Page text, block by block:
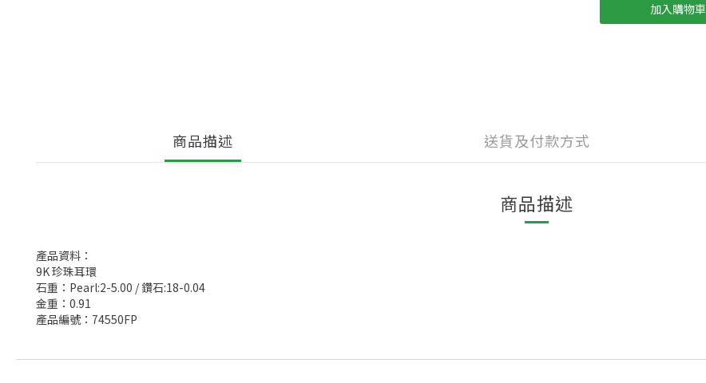
加入購物車
商品描述 送貨及付款方式
商品描述
產品資料：
9K 珍珠耳環
石重：Pearl:2-5.00 / 鑽石:18-0.04
金重：0.91
產品編號：74550FP